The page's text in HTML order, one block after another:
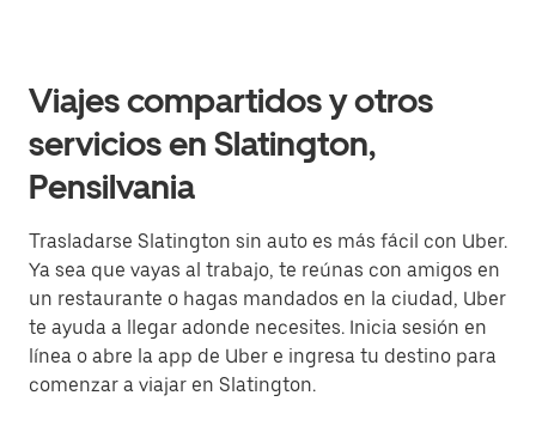
Viajes compartidos y otros
servicios en Slatington,
Pensilvania
Trasladarse Slatington sin auto es más fácil con Uber.
Ya sea que vayas al trabajo, te reúnas con amigos en
un restaurante o hagas mandados en la ciudad, Uber
te ayuda a llegar adonde necesites. Inicia sesión en
línea o abre la app de Uber e ingresa tu destino para
comenzar a viajar en Slatington.